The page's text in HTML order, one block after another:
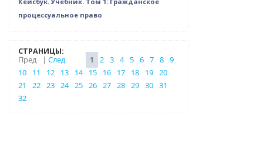
процессуальное право
СТРАНИЦЫ:
Пред
| След 1 2 3 4 5 6 7 8 9
10
11 12 13 14 15 16 17 18 19 20
21
22 23 24 25 26 27 28 29 30 31
32